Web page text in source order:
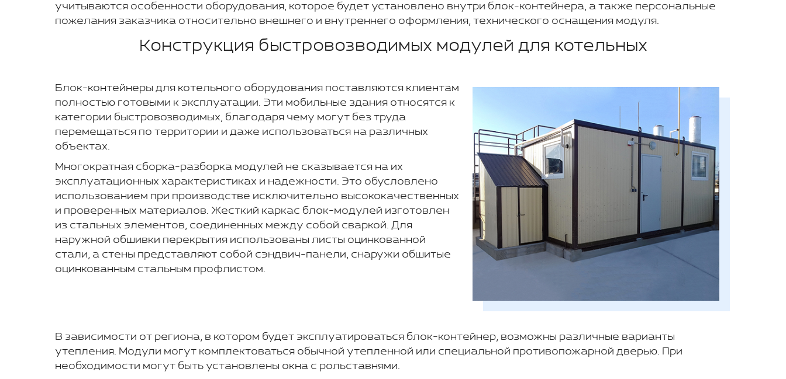
учитываются особенности оборудования, которое будет установлено внутри блок-контейнера, а также персональные
пожелания заказчика относительно внешнего и внутреннего оформления, технического оснащения модуля.
Конструкция быстровозводимых модулей для котельных
Блок-контейнеры для котельного оборудования поставляются клиентам
полностью готовыми к эксплуатации. Эти мобильные здания относятся к
категории быстровозводимых, благодаря чему могут без труда
перемещаться по территории и даже использоваться на различных
объектах.
Многократная сборка-разборка модулей не сказывается на их
эксплуатационных характеристиках и надежности. Это обусловлено
использованием при производстве исключительно высококачественных
и проверенных материалов. Жесткий каркас блок-модулей изготовлен
из стальных элементов, соединенных между собой сваркой. Для
наружной обшивки перекрытия использованы листы оцинкованной
стали, а стены представляют собой сэндвич-панели, снаружи обшитые
оцинкованным стальным профлистом.
В зависимости от региона, в котором будет эксплуатироваться блок-контейнер, возможны различные варианты
утепления. Модули могут комплектоваться обычной утепленной или специальной противопожарной дверью. При
необходимости могут быть установлены окна с рольставнями.